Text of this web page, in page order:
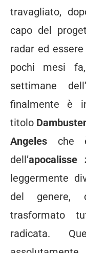
travagliato,
capo del
radar ed
pochi mesi
settimane
finalmente è
titolo
Angeles che
dell’apocalisse
leggermente
del genere,
trasformato
radicata.